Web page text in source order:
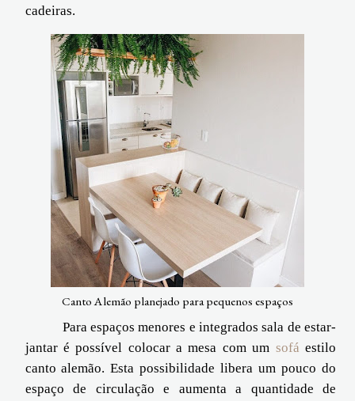
cadeiras.
Canto Alemão planejado para pequenos espaços
Para espaços menores e integrados sala de estar-
jantar é possível colocar a mesa com um sofáestilo
canto alemão. Esta possibilidade libera um pouco do
espaço de circulação e aumenta a quantidade de